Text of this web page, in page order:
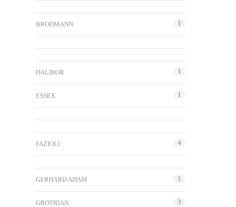
BRODMANN 1
DALIBOR 1
ESSEX 1
FAZIOLI 4
GERHARD ADAM 1
GROTRIAN 3